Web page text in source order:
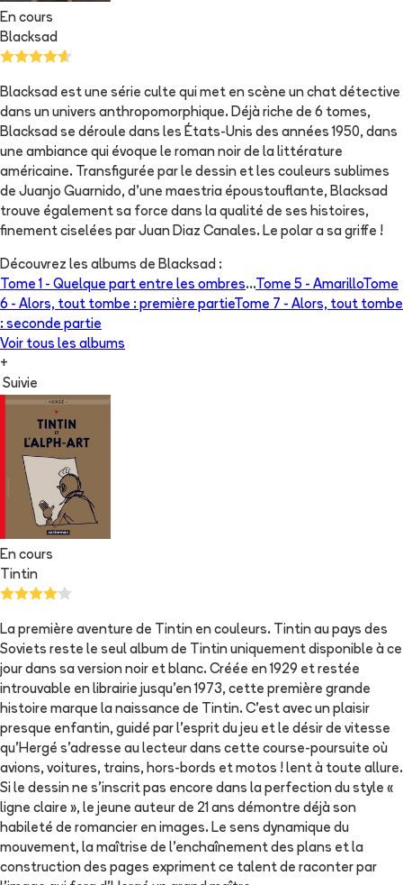
En cours
Blacksad
Blacksad est une série culte qui met en scène un chat détective
dans un univers anthropomorphique. Déjà riche de 6 tomes,
Blacksad se déroule dans les États-Unis des années 1950, dans
une ambiance qui évoque le roman noir de la littérature
américaine. Transfigurée par le dessin et les couleurs sublimes
de Juanjo Guarnido, d'une maestria époustouflante, Blacksad
trouve également sa force dans la qualité de ses histoires,
finement ciselées par Juan Diaz Canales. Le polar a sa griffe !
Découvrez les albums de Blacksad :
Tome 1 - Quelque part entre les ombres...Tome 5 - AmarilloTome
6 - Alors, tout tombe : première partieTome 7 - Alors, tout tombe
: seconde partie
Voir tous les albums
+
Suivie
En cours
Tintin
La première aventure de Tintin en couleurs. Tintin au pays des
Soviets reste le seul album de Tintin uniquement disponible à ce
jour dans sa version noir et blanc. Créée en 1929 et restée
introuvable en librairie jusqu'en 1973, cette première grande
histoire marque la naissance de Tintin. C'est avec un plaisir
presque enfantin, guidé par l'esprit du jeu et le désir de vitesse
qu'Hergé s'adresse au lecteur dans cette course-poursuite où
avions, voitures, trains, hors-bords et motos ! lent à toute allure.
Si le dessin ne s'inscrit pas encore dans la perfection du style «
ligne claire », le jeune auteur de 21 ans démontre déjà son
habileté de romancier en images. Le sens dynamique du
mouvement, la maîtrise de l'enchaînement des plans et la
construction des pages expriment ce talent de raconter par